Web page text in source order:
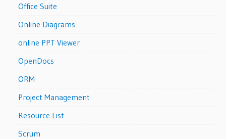
Office Suite
Online Diagrams
online PPT Viewer
OpenDocs
ORM
Project Management
Resource List
Scrum